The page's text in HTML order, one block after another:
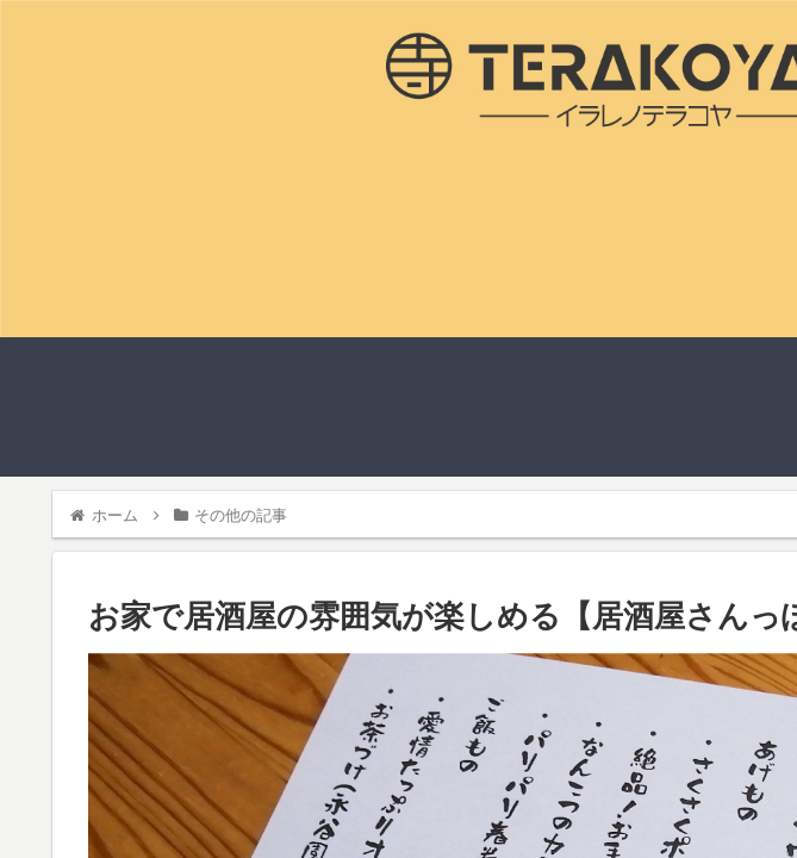
ホーム その他の記事
お家で居酒屋の雰囲気が楽しめる【居酒屋さん